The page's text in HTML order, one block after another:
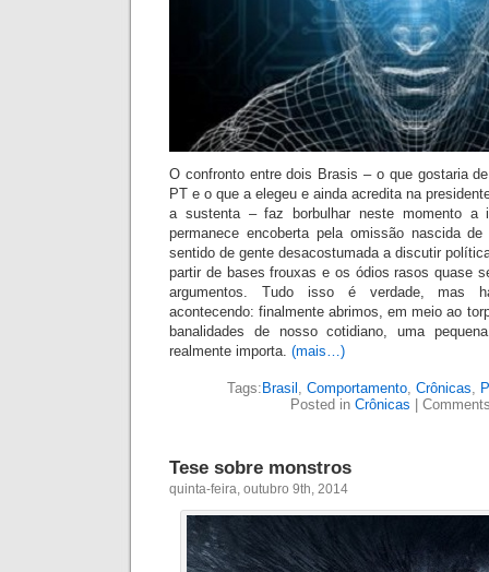
O confronto entre dois Brasis – o que gostaria
PT e o que a elegeu e ainda acredita na
a sustenta – faz borbulhar neste momento a
permanece encoberta pela omissão nascida
sentido de gente desacostumada a discutir
partir de bases frouxas e os ódios rasos quase
argumentos. Tudo isso é verdade, mas
acontecendo: finalmente abrimos, em meio ao
banalidades de nosso cotidiano, uma
realmente importa. (mais…)
Tags: Brasil , Comportamento, Crônicas,
Posted in Crônicas
Tese sobre monstros
quinta-feira, outubro 9th, 2014